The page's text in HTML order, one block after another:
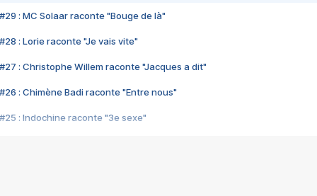
#29 : MC Solaar raconte "Bouge de là"
#28 : Lorie raconte "Je vais vite"
#27 : Christophe Willem raconte "Jacques a dit"
#26 : Chimène Badi raconte "Entre nous"
#25 : Indochine raconte "3e sexe"